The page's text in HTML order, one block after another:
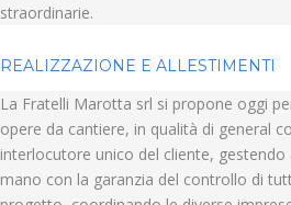
straordinarie.
REALIZZAZIONE E ALLESTIMENTI
La Fratelli Marotta srl si propone oggi
opere da cantiere, in qualità di general
interlocutore unico del cliente, gestendo
mano con la garanzia del controllo di